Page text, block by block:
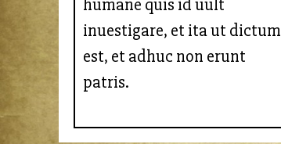
inuestigare, et ita ut dictum
est, et adhuc non erunt
patris.